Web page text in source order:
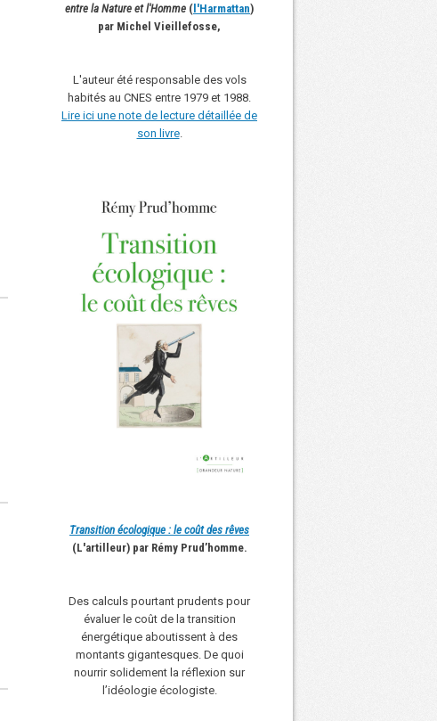
entre la Nature et l'Homme (l'Harmattan)
par Michel Vieillefosse,
L'auteur été responsable des vols
habités au CNES entre 1979 et 1988.
Lire ici une note de lecture détaillée de
son livre.
Transition écologique : le coût des rêves
(L'artilleur) par Rémy Prud’homme.
Des calculs pourtant prudents pour
évaluer le coût de la transition
énergétique aboutissent à des
montants gigantesques. De quoi
nourrir solidement la réflexion sur
l’idéologie écologiste.